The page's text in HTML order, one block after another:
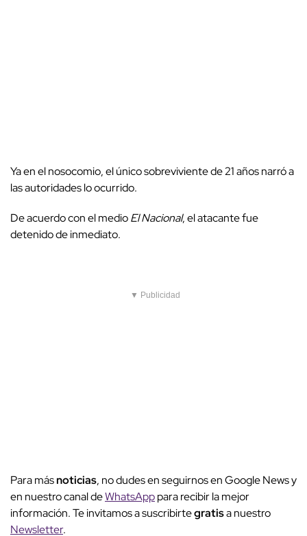
Ya en el nosocomio, el único sobreviviente de 21 años narró a
las autoridades lo ocurrido.
De acuerdo con el medioEl Nacional, el atacante fue
detenido de inmediato.
▼ Publicidad
Para másnoticias, no dudes en seguirnos en Google News y
en nuestro canal deWhatsApppara recibir la mejor
información. Te invitamos a suscribirtegratisa nuestro
Newsletter.